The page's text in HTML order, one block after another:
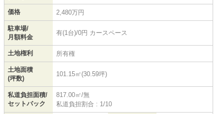
価格 2,480万円
駐車場/
月額料金
有(1台)/0円 カースペース
土地権利 所有権
土地面積
(坪数)
101.15㎡(30.59坪)
私道負担面積/
セットバック
817.00㎡/無
私道負担割合 : 1/10